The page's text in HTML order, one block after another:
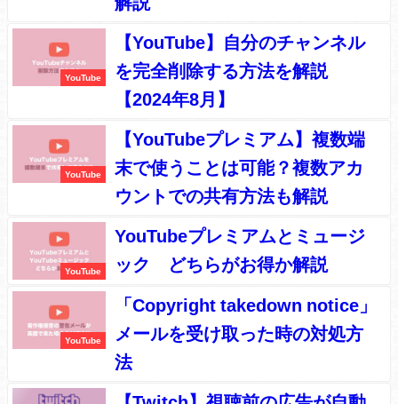
YouTube
【YouTube】自分のチャンネル
を完全削除する方法を解説
【2024年8月】
YouTube
【YouTubeプレミアム】複数端
末で使うことは可能？複数アカ
ウントでの共有方法も解説
YouTube
YouTubeプレミアムとミュージ
ック どちらがお得か解説
YouTube
「Copyright takedown notice」
メールを受け取った時の対処方
法